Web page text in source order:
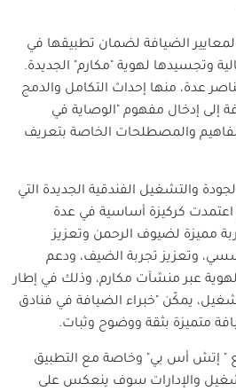
الضيافة لضمان تطبيقها في
وتجسيدها لهوية "مكارم" الجديدة.
عدة، منها إحداث التكامل والدمج
إلى إدخال مفهوم "الوصاية في
والمصطلحات الخاصة بتعريف
والتشغيل الفندقية الجديدة التي
كركيزة أساسية في عدة
مميزة لضيوف الرحمن وتعزيز
وتعزيز تجربة الضيف، ودعم
الهوية عبر منشآت مكارم، وذلك في إطار
يمكّن "خبراء الضيافة في فنادق
متميزة بثقة ووضوح وثبات.
" إتش أس بي" وخاصة مع التطبيق
والإدارات سوف ينعكس على